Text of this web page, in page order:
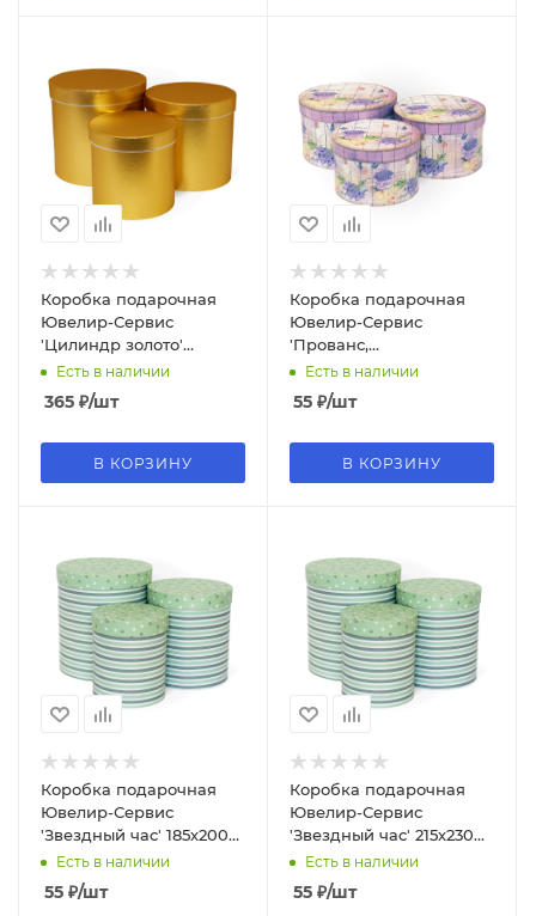
Коробка подарочная
Ювелир-Сервис
'Цилиндр золото'
175х170 мм., цилиндр
(Серия 3в1), 4254
Есть в наличии
365 ₽/шт
В КОРЗИНУ
Коробка подарочная
Ювелир-Сервис
'Прованс,
сиренев.',20х20х12 см.,
цилиндр (Серия 3в1),
0315
Есть в наличии
55 ₽/шт
В КОРЗИНУ
Коробка подарочная
Ювелир-Сервис
'Звездный час' 185х200
мм., цилиндр (Серия
3в1), 2274
Есть в наличии
55 ₽/шт
Коробка подарочная
Ювелир-Сервис
'Звездный час' 215х230
мм., цилиндр (Серия
3в1), 2281
Есть в наличии
55 ₽/шт